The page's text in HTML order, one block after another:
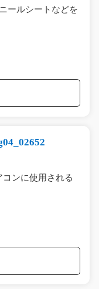
ールシートなどを
ンに使用される